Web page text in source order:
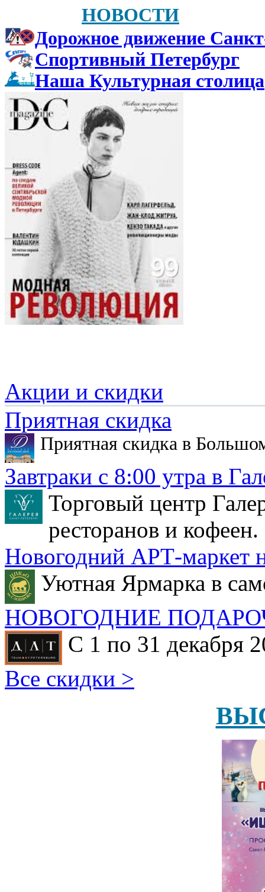
НОВОСТИ
Дорожное движение
Спортивный Петербург
Наша Культурная столица
Акции и скидки
Приятная скидка
Приятная скидка в
Завтраки с 8:00 утра в
Торговый центр
ресторанов и кофеен.
Новогодний АРТ-маркет
Уютная Ярмарка в
НОВОГОДНИЕ
С 1 по 31 декабря
Все скидки >